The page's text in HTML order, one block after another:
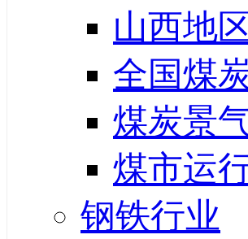
山西地区
全国煤
煤炭景
煤市运
钢铁行业